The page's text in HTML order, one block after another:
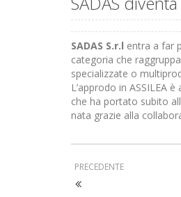
SADAS S.r.l entra a far
categoria che
specializzate o
L’approdo in ASSILEA
che ha portato subito
nata grazie alla
PRECEDENTE